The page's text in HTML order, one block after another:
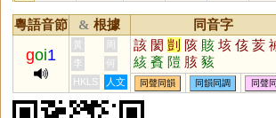
粵語音節 & 根據 同音字
goi1
黃 周 該 閡 剴 陔 賅 垓 侅 荄
絯 賌 隑 胲 豥
李
何
HKLS
人文 同聲同韻 同韻同調 同聲